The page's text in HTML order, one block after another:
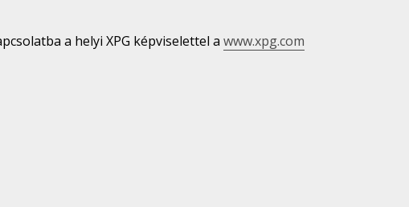
a helyi XPG képviselettel a www.xpg.com